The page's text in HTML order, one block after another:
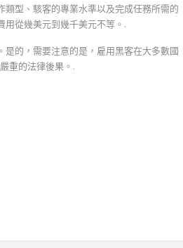
類型、駭客的專業水準以及完成任務所需的
用從幾美元到幾千美元不等。.
是的，需要注意的是，雇用黑客在大多數國
重的法律後果。.